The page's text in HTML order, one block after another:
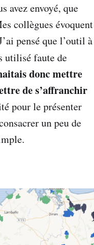
avez envoyé, que
collègues évoquent
pensé que l’outil à
utilisé faute de
donc mettre
de s’affranchir
pour le présenter
un peu de